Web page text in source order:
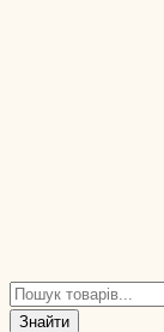
Знайти